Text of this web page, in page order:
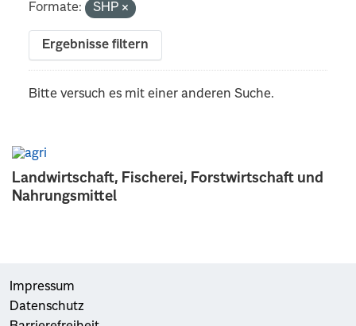
Landwirtschaft, Fischerei, Forstwirtschaft und
Nahrungsmittel
Formate:
SHP
Ergebnisse filtern
Bitte versuch es mit einer anderen Suche.
Impressum
Datenschutz